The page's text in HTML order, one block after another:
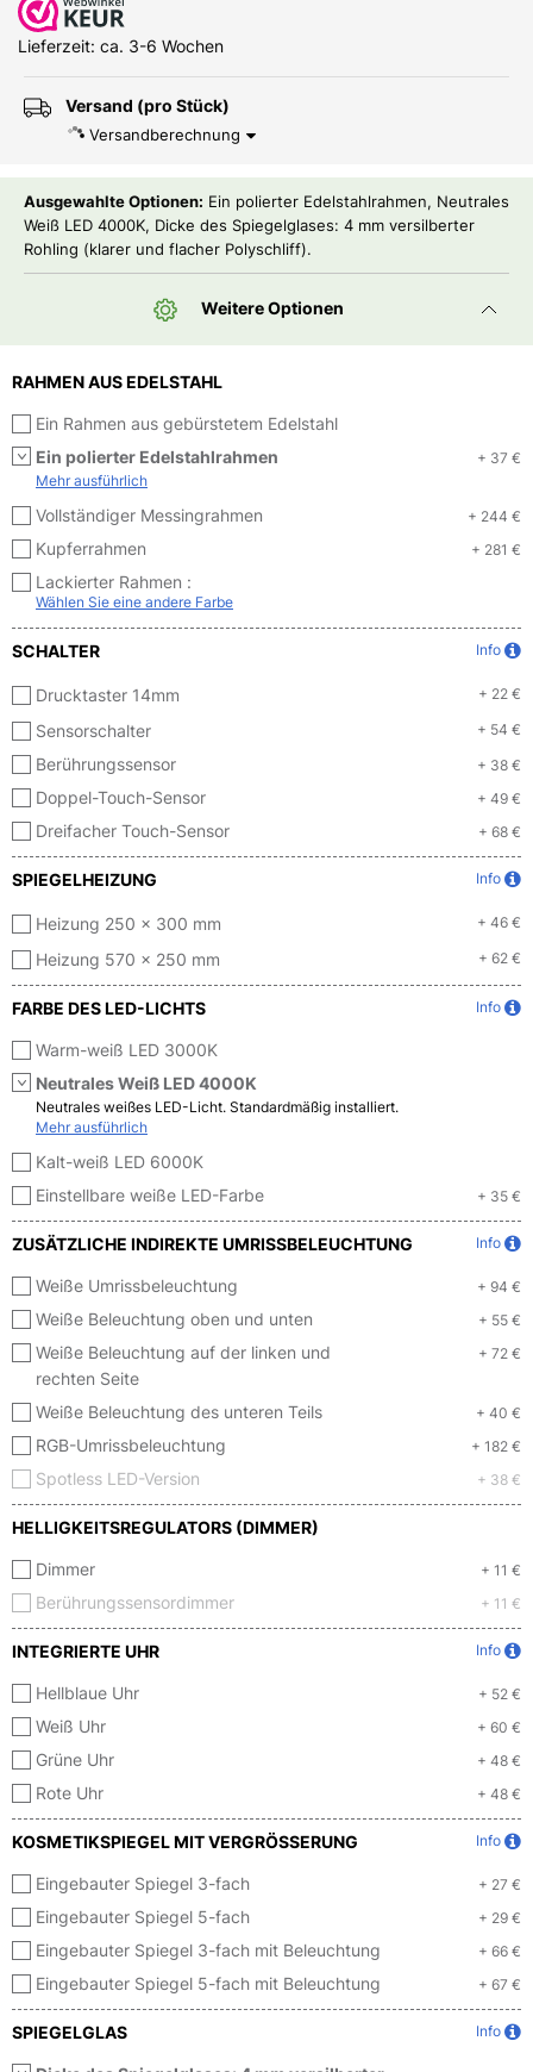
Lieferzeit: ca. 3-6 Wochen
Versand (pro Stück)
Versandberechnung
Ausgewahlte Optionen: Ein polierter Edelstahlrahmen, Neutrales
Weiß LED 4000K, Dicke des Spiegelglases: 4 mm versilberter
Rohling (klarer und flacher Polyschliff).
Weitere Optionen
RAHMEN AUS EDELSTAHL
Ein Rahmen aus gebürstetem Edelstahl
Ein polierter Edelstahlrahmen
+ 37 €
Mehr ausführlich
Vollständiger Messingrahmen + 244 €
Kupferrahmen + 281 €
Lackierter Rahmen :
Wählen Sie eine andere Farbe
SCHALTER Info
Drucktaster 14mm + 22 €
Sensorschalter + 54 €
Berührungssensor + 38 €
Doppel-Touch-Sensor + 49 €
Dreifacher Touch-Sensor + 68 €
SPIEGELHEIZUNG Info
Heizung 250 x 300 mm + 46 €
Heizung 570 x 250 mm + 62 €
FARBE DES LED-LICHTS Info
Warm-weiß LED 3000K
Neutrales Weiß LED 4000K
Neutrales weißes LED-Licht. Standardmäßig installiert.
Mehr ausführlich
Kalt-weiß LED 6000K
Einstellbare weiße LED-Farbe
+ 35 €
ZUSÄTZLICHE INDIREKTE UMRISSBELEUCHTUNG Info
Weiße Umrissbeleuchtung + 94 €
Weiße Beleuchtung oben und unten + 55 €
Weiße Beleuchtung auf der linken und
rechten Seite
+ 72 €
Weiße Beleuchtung des unteren Teils + 40 €
RGB-Umrissbeleuchtung + 182 €
Spotless LED-Version + 38 €
HELLIGKEITSREGULATORS (DIMMER)
Dimmer + 11 €
Berührungssensordimmer + 11 €
INTEGRIERTE UHR Info
Hellblaue Uhr + 52 €
Weiß Uhr + 60 €
Grüne Uhr + 48 €
Rote Uhr + 48 €
KOSMETIKSPIEGEL MIT VERGRÖSSERUNG Info
Eingebauter Spiegel 3-fach + 27 €
Eingebauter Spiegel 5-fach + 29 €
Eingebauter Spiegel 3-fach mit Beleuchtung + 66 €
Eingebauter Spiegel 5-fach mit Beleuchtung + 67 €
SPIEGELGLAS Info